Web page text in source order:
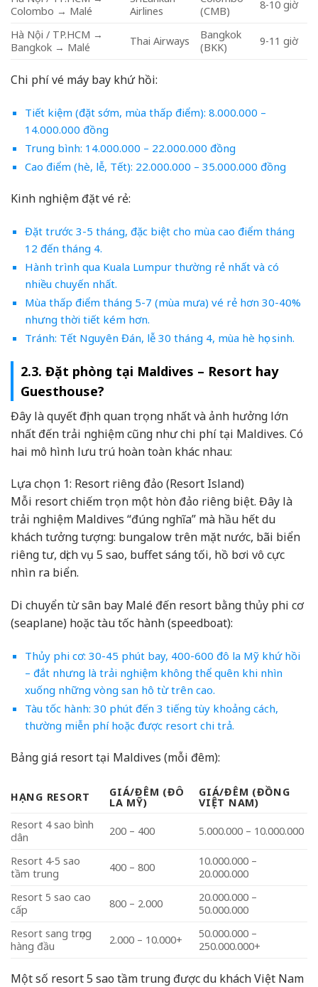
Colombo → Malé
Airlines
(CMB)
8-10 giờ
Hà Nội / TP.HCM →
Bangkok → Malé
Thai Airways
Bangkok
(BKK)
9-11 giờ
Chi phí vé máy bay khứ hồi:
Tiết kiệm (đặt sớm, mùa thấp điểm): 8.000.000 –
14.000.000 đồng
Trung bình: 14.000.000 – 22.000.000 đồng
Cao điểm (hè, lễ, Tết): 22.000.000 – 35.000.000 đồng
Kinh nghiệm đặt vé rẻ:
Đặt trước 3-5 tháng, đặc biệt cho mùa cao điểm tháng
12 đến tháng 4.
Hành trình qua Kuala Lumpur thường rẻ nhất và có
nhiều chuyến nhất.
Mùa thấp điểm tháng 5-7 (mùa mưa) vé rẻ hơn 30-40%
nhưng thời tiết kém hơn.
Tránh: Tết Nguyên Đán, lễ 30 tháng 4, mùa hè học sinh.
2.3. Đặt phòng tại Maldives – Resort hay
Guesthouse?
Đây là quyết định quan trọng nhất và ảnh hưởng lớn
nhất đến trải nghiệm cũng như chi phí tại Maldives. Có
hai mô hình lưu trú hoàn toàn khác nhau:
Lựa chọn 1: Resort riêng đảo (Resort Island)
Mỗi resort chiếm trọn một hòn đảo riêng biệt. Đây là
trải nghiệm Maldives “đúng nghĩa” mà hầu hết du
khách tưởng tượng: bungalow trên mặt nước, bãi biển
riêng tư, dịch vụ 5 sao, buffet sáng tối, hồ bơi vô cực
nhìn ra biển.
Di chuyển từ sân bay Malé đến resort bằng thủy phi cơ
(seaplane) hoặc tàu tốc hành (speedboat):
Thủy phi cơ: 30-45 phút bay, 400-600 đô la Mỹ khứ hồi
– đắt nhưng là trải nghiệm không thể quên khi nhìn
xuống những vòng san hô từ trên cao.
Tàu tốc hành: 30 phút đến 3 tiếng tùy khoảng cách,
thường miễn phí hoặc được resort chi trả.
Bảng giá resort tại Maldives (mỗi đêm):
HẠNG RESORT GIÁ/ĐÊM (ĐÔ
LA MỸ)
GIÁ/ĐÊM (ĐỒNG
VIỆT NAM)
Resort 4 sao bình
dân
200 – 400 5.000.000 – 10.000.000
Resort 4-5 sao
tầm trung
400 – 800
10.000.000 –
20.000.000
Resort 5 sao cao
cấp
800 – 2.000
20.000.000 –
50.000.000
Resort sang trọng
hàng đầu
2.000 – 10.000+
50.000.000 –
250.000.000+
Một số resort 5 sao tầm trung được du khách Việt Nam